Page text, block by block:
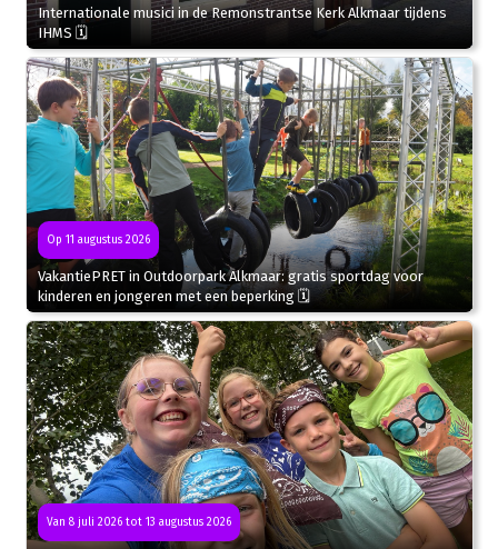
Internationale musici in de Remonstrantse Kerk Alkmaar tijdens
IHMS 🗓
Op 11 augustus 2026
VakantiePRET in Outdoorpark Alkmaar: gratis sportdag voor
kinderen en jongeren met een beperking 🗓
Van 8 juli 2026 tot 13 augustus 2026